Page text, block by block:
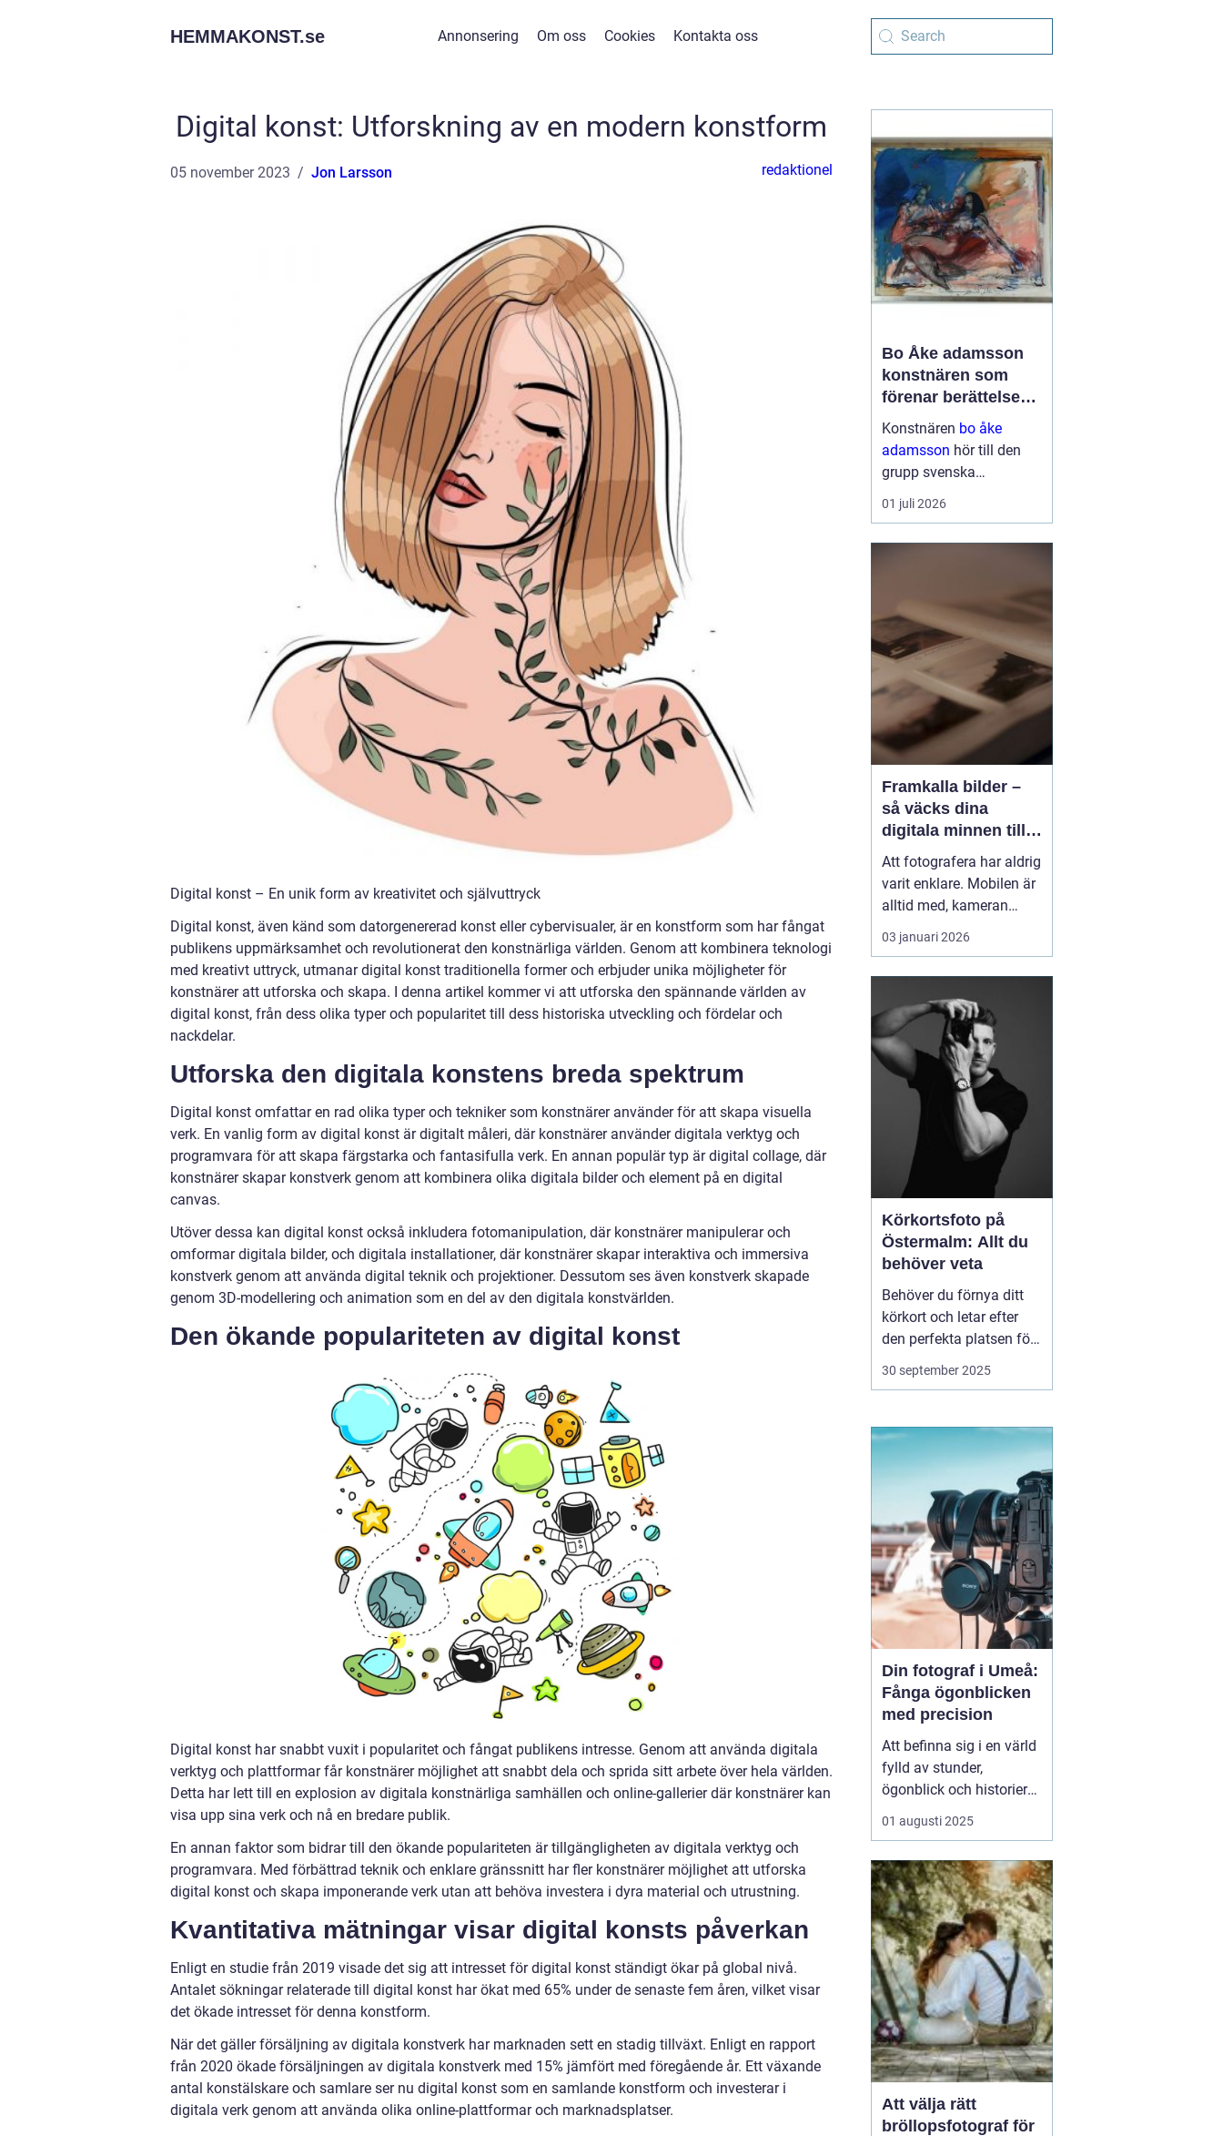
HEMMAKONST.se Annonsering Om oss Cookies Kontakta oss
Digital konst: Utforskning av en modern konstform
05 november 2023 Jon Larsson redaktionel
Digital konst – En unik form av kreativitet och självuttryck
Digital konst, även känd som datorgenererad konst eller cybervisualer, är en konstform som har fångat
publikens uppmärksamhet och revolutionerat den konstnärliga världen. Genom att kombinera teknologi
med kreativt uttryck, utmanar digital konst traditionella former och erbjuder unika möjligheter för
konstnärer att utforska och skapa. I denna artikel kommer vi att utforska den spännande världen av
digital konst, från dess olika typer och popularitet till dess historiska utveckling och fördelar och
nackdelar.
Utforska den digitala konstens breda spektrum
Digital konst omfattar en rad olika typer och tekniker som konstnärer använder för att skapa visuella
verk. En vanlig form av digital konst är digitalt måleri, där konstnärer använder digitala verktyg och
programvara för att skapa färgstarka och fantasifulla verk. En annan populär typ är digital collage, där
konstnärer skapar konstverk genom att kombinera olika digitala bilder och element på en digital
canvas.
Utöver dessa kan digital konst också inkludera fotomanipulation, där konstnärer manipulerar och
omformar digitala bilder, och digitala installationer, där konstnärer skapar interaktiva och immersiva
konstverk genom att använda digital teknik och projektioner. Dessutom ses även konstverk skapade
genom 3D-modellering och animation som en del av den digitala konstvärlden.
Den ökande populariteten av digital konst
Digital konst har snabbt vuxit i popularitet och fångat publikens intresse. Genom att använda digitala
verktyg och plattformar får konstnärer möjlighet att snabbt dela och sprida sitt arbete över hela världen.
Detta har lett till en explosion av digitala konstnärliga samhällen och online-gallerier där konstnärer kan
visa upp sina verk och nå en bredare publik.
En annan faktor som bidrar till den ökande populariteten är tillgängligheten av digitala verktyg och
programvara. Med förbättrad teknik och enklare gränssnitt har fler konstnärer möjlighet att utforska
digital konst och skapa imponerande verk utan att behöva investera i dyra material och utrustning.
Kvantitativa mätningar visar digital konsts påverkan
Enligt en studie från 2019 visade det sig att intresset för digital konst ständigt ökar på global nivå.
Antalet sökningar relaterade till digital konst har ökat med 65% under de senaste fem åren, vilket visar
det ökade intresset för denna konstform.
När det gäller försäljning av digitala konstverk har marknaden sett en stadig tillväxt. Enligt en rapport
från 2020 ökade försäljningen av digitala konstverk med 15% jämfört med föregående år. Ett växande
antal konstälskare och samlare ser nu digital konst som en samlande konstform och investerar i
digitala verk genom att använda olika online-plattformar och marknadsplatser.
Bo Åke adamsson
konstnären som
förenar berättelse
och bild
Konstnären bo åke
adamsson hör till den
grupp svenska
bildskapare som tyst
men konsekvent har
seriösa gallerier och
webbutiker, och det är
ingen slump. Ad...
01 juli 2026
Framkalla bilder –
så väcks dina
digitala minnen till
liv
Att fotografera har aldrig
varit enklare. Mobilen är
alltid med, kameran
fångar allt på några
sekunder och
många av våra
viktigaste stunder
gömda i map...
03 januari 2026
Körkortsfoto på
Östermalm: Allt du
behöver veta
Behöver du förnya ditt
körkort och letar efter
den perfekta platsen för
att ta ditt körkortsfoto?
Då befinner du dig i rätt
Östermalm erbjuder
många alternativ för att
få en ...
30 september 2025
Din fotograf i Umeå:
Fånga ögonblicken
med precision
Att befinna sig i en värld
fylld av stunder,
ögonblick och historier
kan verkligen vara
magiskt, särskilt när
fotografins lins. I Umeå
finns det otaliga tillfällen
som är värda att f&o...
01 augusti 2025
Att välja rätt
bröllopsfotograf för